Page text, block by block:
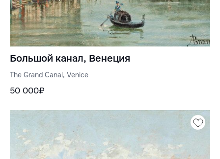
Большой канал, Венеция
The Grand Canal, Venice
50 000₽